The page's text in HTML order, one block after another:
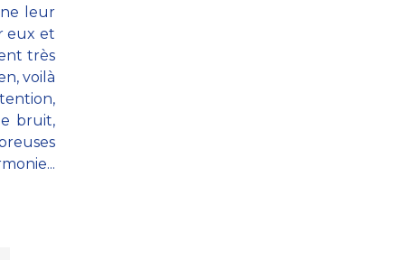
leur
eux et
très
voilà
bruit,